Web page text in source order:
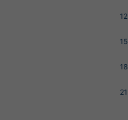
12
15
18
21